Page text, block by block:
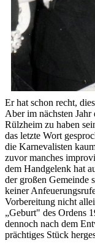
Er hat schon recht,
Aber im nächsten
Rülzheim zu haben
das letzte Wort
die Karnevalisten
zuvor manches
dem Handgelenk hat
der großen Gemeinde
keiner
Vorbereitung nicht
„Geburt" des Ordens
dennoch nach dem
prächtiges Stück